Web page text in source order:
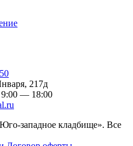
217д
— 18:00
западное кладбище». Все